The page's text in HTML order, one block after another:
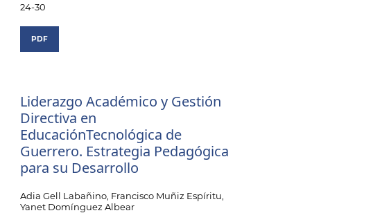
24-30
PDF
Liderazgo Académico y Gestión
Directiva en
EducaciónTecnológica de
Guerrero. Estrategia Pedagógica
para su Desarrollo
Adia Gell Labañino, Francisco Muñiz Espíritu,
Yanet Domínguez Albear